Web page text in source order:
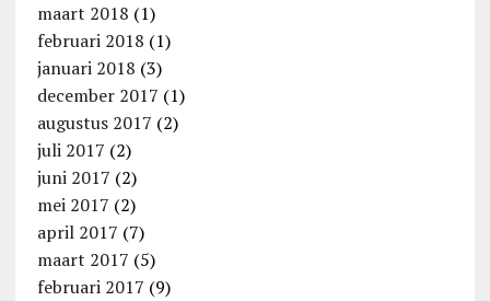
maart 2018 (1)
februari 2018 (1)
januari 2018 (3)
december 2017 (1)
augustus 2017 (2)
juli 2017 (2)
juni 2017 (2)
mei 2017 (2)
april 2017 (7)
maart 2017 (5)
februari 2017 (9)